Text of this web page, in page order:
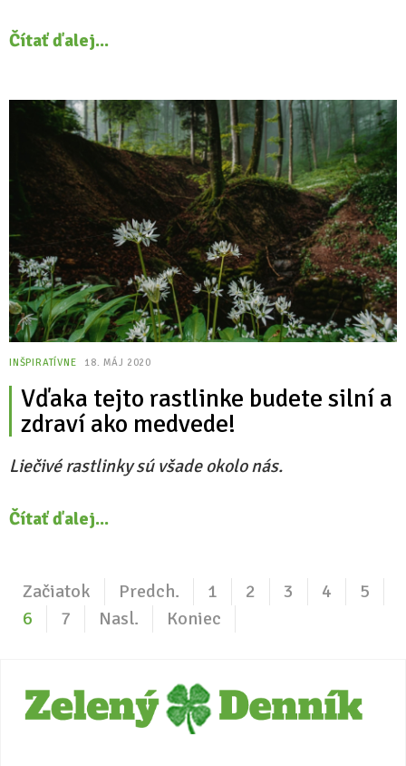
Čítať ďalej...
INŠPIRATÍVNE 18. MÁJ 2020
Vďaka tejto rastlinke budete silní a
zdraví ako medvede!
Liečivé rastlinky sú všade okolo nás.
Čítať ďalej...
Začiatok Predch. 1 2 3 4
5
6
7 Nasl. Koniec